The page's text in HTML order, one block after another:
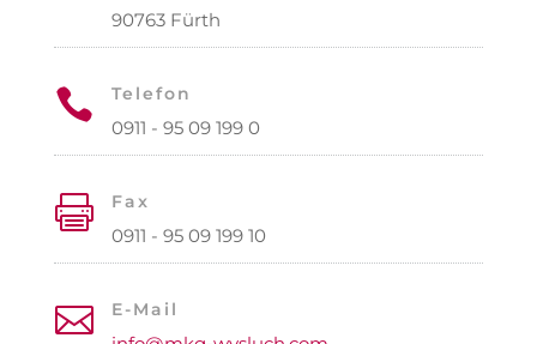
90763 Fürth
 Telefon
0911 - 95 09 199 0
 Fax
0911 - 95 09 199 10
 E-Mail